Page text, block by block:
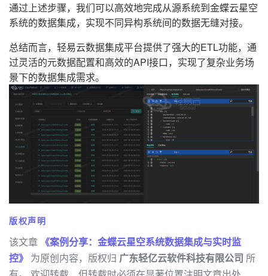
通过上述步骤，我们可以高效地完成从源系统到金蝶云星空
系统的数据集成，实现不同异构系统间的数据无缝对接。
总结而言，轻易云数据集成平台提供了强大的ETL功能，通
过灵活的元数据配置和高效的API接口，实现了复杂业务场
景下的数据集成需求。
版权声明
该文章 《案例分享：金蝶云星空系统数据集成与实时监
控》 为原创内容，版权归 广东轻亿云软件科技有限公司 所